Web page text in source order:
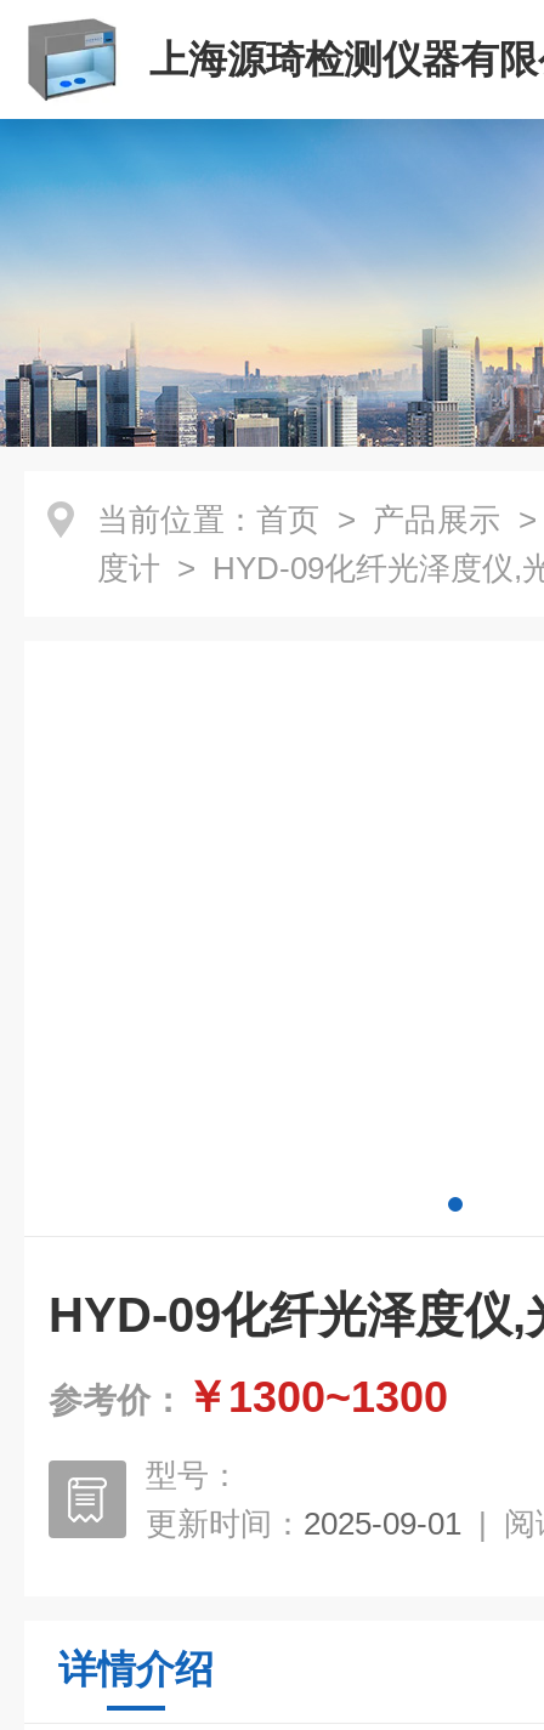
上海源琦检测仪器有
当前位置： 首页 > 产品展示
度计 > HYD-09化纤光泽度仪,
HYD-09化纤光泽度仪,
参考价： ￥1300~1300
型号：
更新时间： 2025-09-01 | 阅
详情介绍